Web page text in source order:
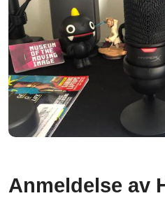
Anmeldelse av